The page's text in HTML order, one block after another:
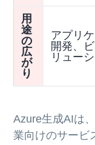
用
途
の
広
が
り
アプリ
開発、
リュー
Azure生成AIは
業向けのサービ